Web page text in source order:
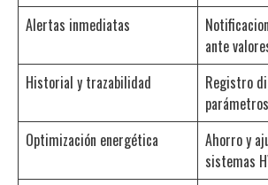
Alertas inmediatas
ante
Historial y trazabilidad
Registro
Optimización energética
Ahorro y
sistemas